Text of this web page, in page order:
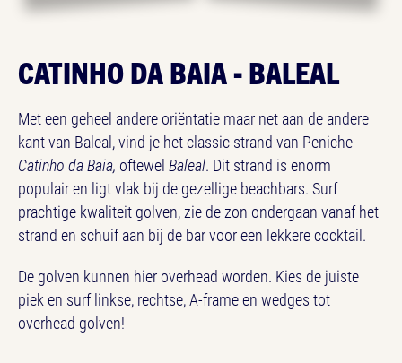
CATINHO DA BAIA - BALEAL
Met een geheel andere oriëntatie maar net aan de andere
kant van Baleal, vind je het classic strand van Peniche
Catinho da Baia, oftewel Baleal. Dit strand is enorm
populair en ligt vlak bij de gezellige beachbars. Surf
prachtige kwaliteit golven, zie de zon ondergaan vanaf het
strand en schuif aan bij de bar voor een lekkere cocktail.
De golven kunnen hier overhead worden. Kies de juiste
piek en surf linkse, rechtse, A-frame en wedges tot
overhead golven!